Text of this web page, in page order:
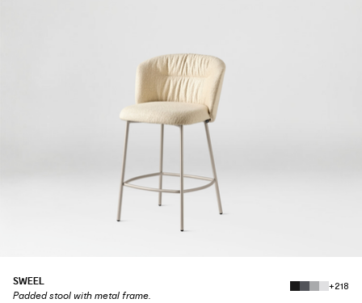
SWEEL
Padded stool with metal frame.
+218